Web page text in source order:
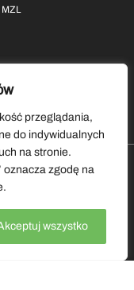
przeglądania,
do indywidualnych
na stronie.
oznacza zgodę na
wszystko